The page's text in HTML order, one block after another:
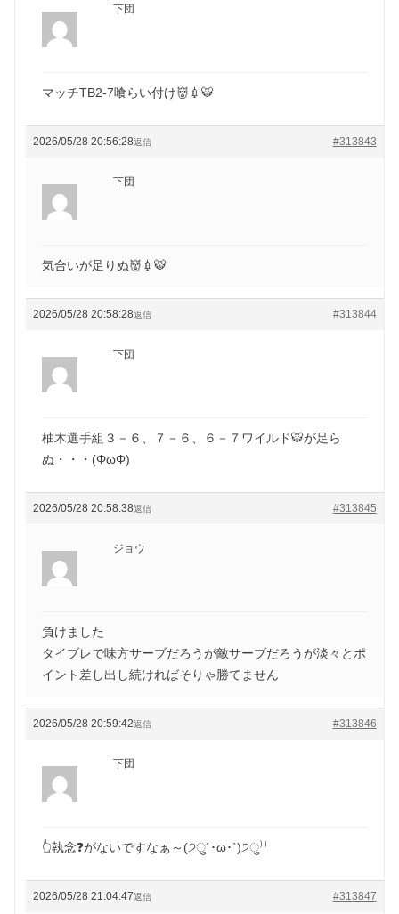
下団
マッチTB2-7喰らい付け👹💉🐯
2026/05/28 20:56:28 #313843
返信
下団
気合いが足りぬ👹💉🐯
2026/05/28 20:58:28 #313844
返信
下団
柚木選手組３－６、７－６、６－７ワイルド🐯が足ら
ぬ・・・(ΦωΦ)
2026/05/28 20:58:38 #313845
返信
ジョウ
負けました
タイブレで味方サーブだろうが敵サーブだろうが淡々とポ
イント差し出し続ければそりゃ勝てません
2026/05/28 20:59:42 #313846
返信
下団
👆執念❓がないですなぁ～(੭ु´･ω･`)੭ु⁾⁾
2026/05/28 21:04:47 #313847
返信